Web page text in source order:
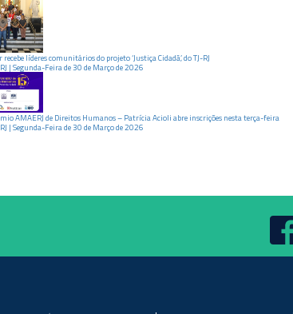
líderes comunitários do projeto ‘Justiça Cidadã’, do TJ-RJ
| Segunda-Feirade30 de Marçode2026
AMAERJ de Direitos Humanos – Patrícia Acioli abre inscrições nesta terça-feira
| Segunda-Feirade30 de Marçode2026